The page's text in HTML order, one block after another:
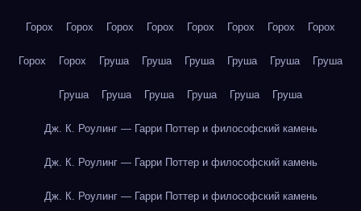
Горох Горох Горох Горох Горох Горох Горох Горох
Горох Горох Груша Груша Груша Груша Груша Груша
Груша Груша Груша Груша Груша Груша
Дж. К. Роулинг — Гарри Поттер и философский камень
Дж. К. Роулинг — Гарри Поттер и философский камень
Дж. К. Роулинг — Гарри Поттер и философский камень